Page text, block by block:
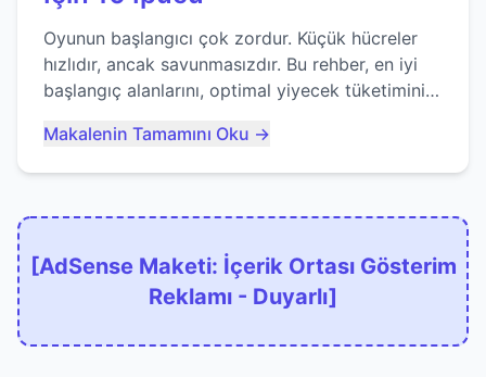
Oyunun başlangıcı çok zordur. Küçük hücreler
hızlıdır, ancak savunmasızdır. Bu rehber, en iyi
başlangıç alanlarını, optimal yiyecek tüketimini
kaçınacağınızı anlatıyor...
Makalenin Tamamını Oku →
[AdSense Maketi: İçerik Ortası Gösterim
Reklamı - Duyarlı]